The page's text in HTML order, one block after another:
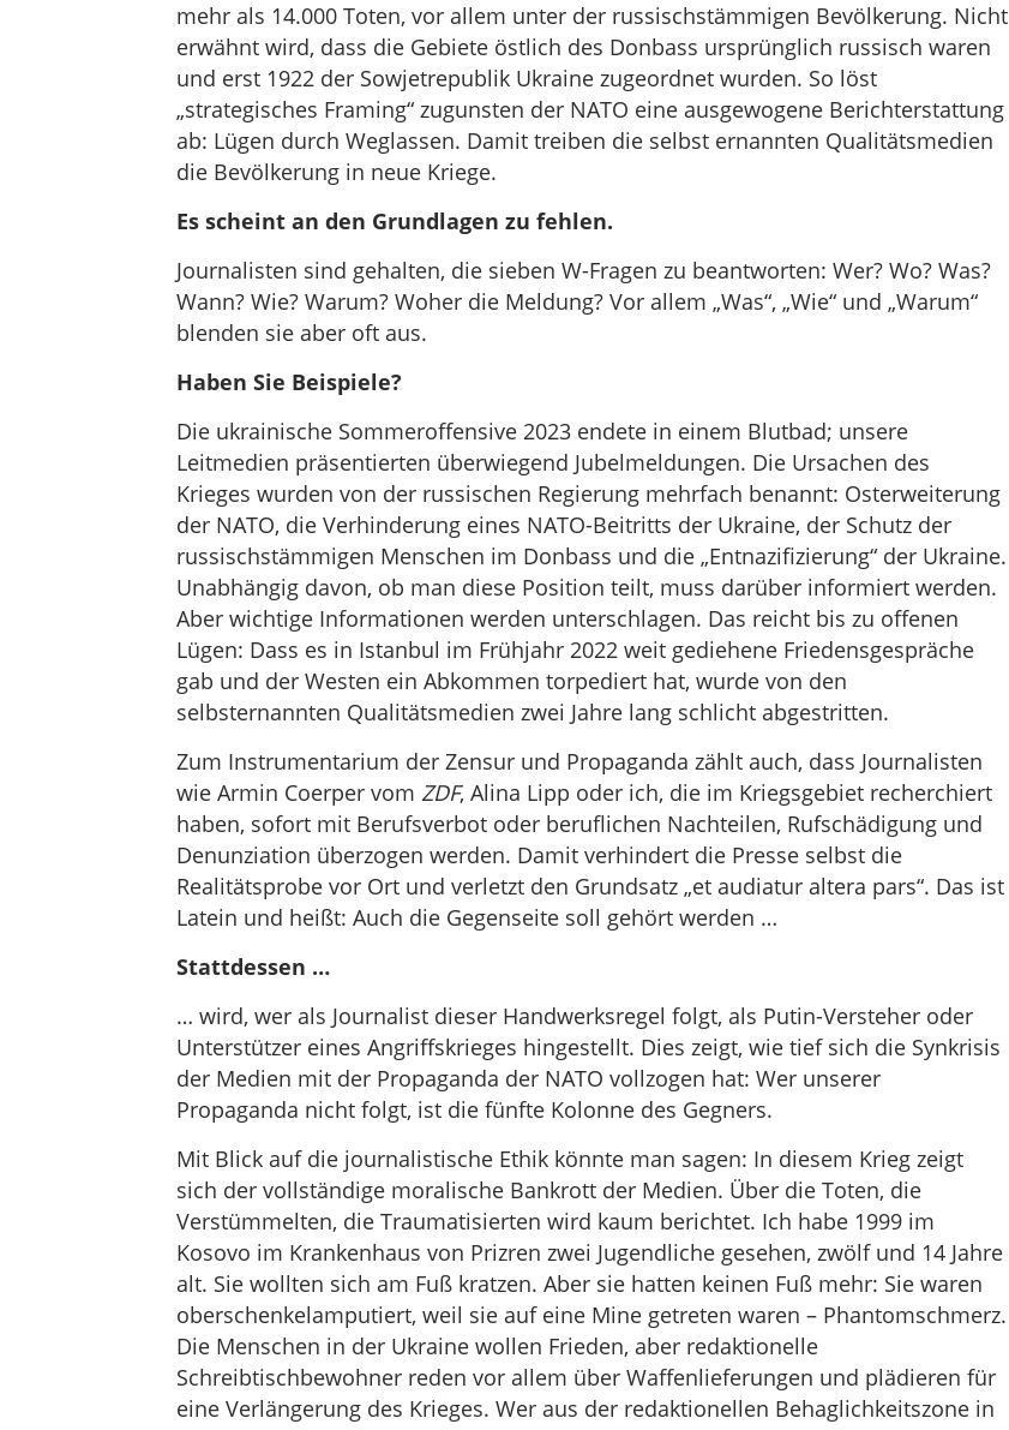
mehr als 14.000 Toten, vor allem unter der russischstämmigen Bevölkerung. Nicht
erwähnt wird, dass die Gebiete östlich des Donbass ursprünglich russisch waren
und erst 1922 der Sowjetrepublik Ukraine zugeordnet wurden. So löst
„strategisches Framing“ zugunsten der NATO eine ausgewogene Berichterstattung
ab: Lügen durch Weglassen. Damit treiben die selbst ernannten Qualitätsmedien
die Bevölkerung in neue Kriege.
Es scheint an den Grundlagen zu fehlen.
Journalisten sind gehalten, die sieben W-Fragen zu beantworten: Wer? Wo? Was?
Wann? Wie? Warum? Woher die Meldung? Vor allem „Was“, „Wie“ und „Warum“
blenden sie aber oft aus.
Haben Sie Beispiele?
Die ukrainische Sommeroffensive 2023 endete in einem Blutbad; unsere
Leitmedien präsentierten überwiegend Jubelmeldungen. Die Ursachen des
Krieges wurden von der russischen Regierung mehrfach benannt: Osterweiterung
der NATO, die Verhinderung eines NATO-Beitritts der Ukraine, der Schutz der
russischstämmigen Menschen im Donbass und die „Entnazifizierung“ der Ukraine.
Unabhängig davon, ob man diese Position teilt, muss darüber informiert werden.
Aber wichtige Informationen werden unterschlagen. Das reicht bis zu offenen
Lügen: Dass es in Istanbul im Frühjahr 2022 weit gediehene Friedensgespräche
gab und der Westen ein Abkommen torpediert hat, wurde von den
selbsternannten Qualitätsmedien zwei Jahre lang schlicht abgestritten.
Zum Instrumentarium der Zensur und Propaganda zählt auch, dass Journalisten
wie Armin Coerper vom ZDF, Alina Lipp oder ich, die im Kriegsgebiet recherchiert
haben, sofort mit Berufsverbot oder beruflichen Nachteilen, Rufschädigung und
Denunziation überzogen werden. Damit verhindert die Presse selbst die
Realitätsprobe vor Ort und verletzt den Grundsatz „et audiatur altera pars“. Das ist
Latein und heißt: Auch die Gegenseite soll gehört werden …
Stattdessen …
… wird, wer als Journalist dieser Handwerksregel folgt, als Putin-Versteher oder
Unterstützer eines Angriffskrieges hingestellt. Dies zeigt, wie tief sich die Synkrisis
der Medien mit der Propaganda der NATO vollzogen hat: Wer unserer
Propaganda nicht folgt, ist die fünfte Kolonne des Gegners.
Mit Blick auf die journalistische Ethik könnte man sagen: In diesem Krieg zeigt
sich der vollständige moralische Bankrott der Medien. Über die Toten, die
Verstümmelten, die Traumatisierten wird kaum berichtet. Ich habe 1999 im
Kosovo im Krankenhaus von Prizren zwei Jugendliche gesehen, zwölf und 14 Jahre
alt. Sie wollten sich am Fuß kratzen. Aber sie hatten keinen Fuß mehr: Sie waren
oberschenkelamputiert, weil sie auf eine Mine getreten waren – Phantomschmerz.
Die Menschen in der Ukraine wollen Frieden, aber redaktionelle
Schreibtischbewohner reden vor allem über Waffenlieferungen und plädieren für
eine Verlängerung des Krieges. Wer aus der redaktionellen Behaglichkeitszone in